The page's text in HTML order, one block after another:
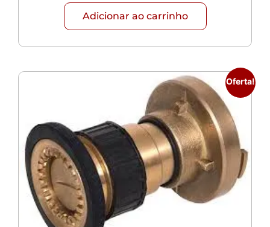
Adicionar ao carrinho
Oferta!